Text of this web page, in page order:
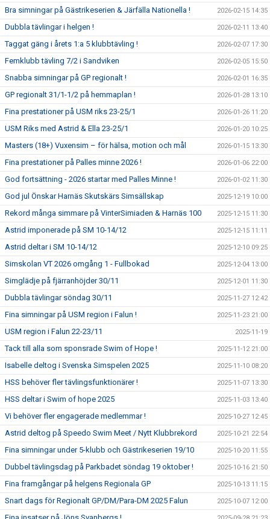
Bra simningar på Gästrikeserien & Järfälla Nationella ! 2026-02-15 14:35
Dubbla tävlingar i helgen ! 2026-02-11 13:40
Taggat gäng i årets 1:a 5 klubbtävling ! 2026-02-07 17:30
Femklubb tävling 7/2 i Sandviken 2026-02-05 15:50
Snabba simningar på GP regionalt ! 2026-02-01 16:35
GP regionalt 31/1-1/2 på hemmaplan ! 2026-01-28 13:10
Fina prestationer på USM riks 23-25/1 2026-01-26 11:20
USM Riks med Astrid & Ella 23-25/1 2026-01-20 10:25
Masters (18+) Vuxensim – för hälsa, motion och mål 2026-01-15 13:30
Fina prestationer på Palles minne 2026 ! 2026-01-06 22:00
God fortsättning - 2026 startar med Palles Minne ! 2026-01-02 11:30
God jul Önskar Harnäs Skutskärs Simsällskap 2025-12-19 10:00
Rekord många simmare på VinterSimiaden & Harnäs 100 2025-12-15 11:30
Astrid imponerade på SM 10-14/12 2025-12-15 11:11
Astrid deltar i SM 10-14/12 2025-12-10 09:25
Simskolan VT 2026 omgång 1 - Fullbokad 2025-12-04 13:00
Simglädje på fjärranhöjder 30/11 2025-12-01 11:30
Dubbla tävlingar söndag 30/11 2025-11-27 12:42
Fina simningar på USM region i Falun ! 2025-11-23 21:00
USM region i Falun 22-23/11 2025-11-19
Tack till alla som sponsrade Swim of Hope ! 2025-11-12 21:00
Isabelle deltog i Svenska Simspelen 2025 2025-11-10 08:20
HSS behöver fler tävlingsfunktionärer ! 2025-11-07 13:30
HSS deltar i Swim of hope 2025 2025-11-03 13:40
Vi behöver fler engagerade medlemmar ! 2025-10-27 12:45
Astrid deltog på Speedo Swim Meet / Nytt Klubbrekord 2025-10-21 22:54
Fina simningar under 5-klubb och Gästrikeserien 19/10 2025-10-20 11:55
Dubbel tävlingsdag på Parkbadet söndag 19 oktober ! 2025-10-16 21:50
Fina framgångar på helgens Regionala GP 2025-10-13 11:15
Snart dags för Regionalt GP/DM/Para-DM 2025 Falun 2025-10-07 12:00